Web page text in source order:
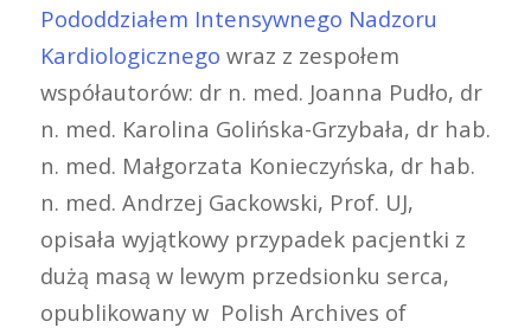
Pododdziałem Intensywnego Nadzoru
Kardiologicznego wraz z zespołem
współautorów: dr n. med. Joanna Pudło, dr
n. med. Karolina Golińska-Grzybała, dr hab.
n. med. Małgorzata Konieczyńska, dr hab.
n. med. Andrzej Gackowski, Prof. UJ,
opisała wyjątkowy przypadek pacjentki z
dużą masą w lewym przedsionku serca,
opublikowany w Polish Archives of